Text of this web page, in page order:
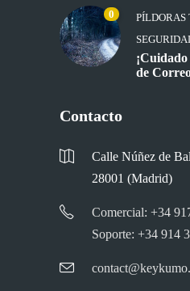
0 PÍLDORAS
de
Contacto
Calle Núñez de
28001 (Madrid)
Comercial: +34
Soporte: +34 914